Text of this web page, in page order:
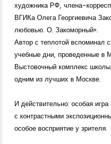
художника РФ, члена-
ВГИКа Олега Георгиевича
любовью. О. Закоморный».
Автор с теплотой вспоминал
учебные дни, проведенные в
Выстовочный комплекс
одним из лучших в Москве.
И действительно: особая
с контрастными
особое восприятие у зрителя.